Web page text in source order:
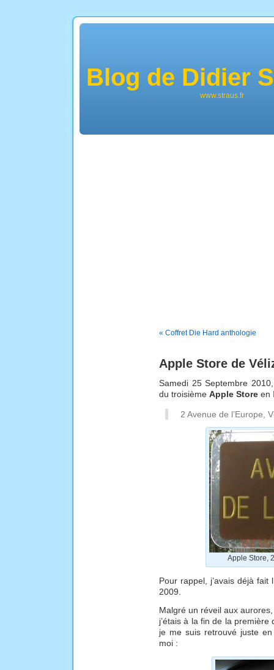
Blog de Didier
www.straus.fr
« Coffret Die Hard anthologie
Apple Store de
Samedi 25 Septembre
du troisième Apple Store en
2 Avenue de l’Europe,
Apple Store,
Pour rappel, j’avais déjà fait
2009.
Malgré un réveil aux
j’étais à la fin de la
je me suis retrouvé juste
moi :